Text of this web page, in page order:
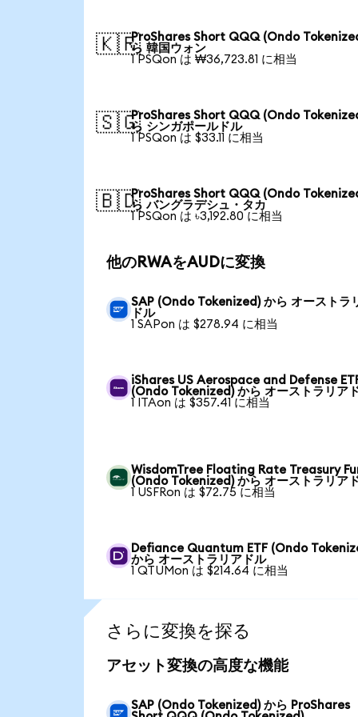
🇰🇷ProShares Short QQQ (Ondo
ら 韓国ウォン
1 PSQon は ₩36,723.81 に相当
🇸🇬ProShares Short QQQ (Ondo
ら シンガポールドル
1 PSQon は $33.11 に相当
🇧🇩ProShares Short QQQ (Ondo
ら バングラデシュ・タカ
1 PSQon は ৳3,192.80 に相当
他のRWAをAUDに変換
SAP (Ondo Tokenized) から オーストラ
ドル
1 SAPon は $278.94 に相当
iShares US Aerospace and Defense
(Ondo Tokenized) から オーストラリア
1 ITAon は $357.41 に相当
WisdomTree Floating Rate Treasury
(Ondo Tokenized) から オーストラリア
1 USFRon は $72.75 に相当
Defiance Quantum ETF (Ondo
から オーストラリアドル
1 QTUMon は $214.64 に相当
さらに変換を探る
アセット変換の高度な機能
SAP (Ondo Tokenized) から ProShares